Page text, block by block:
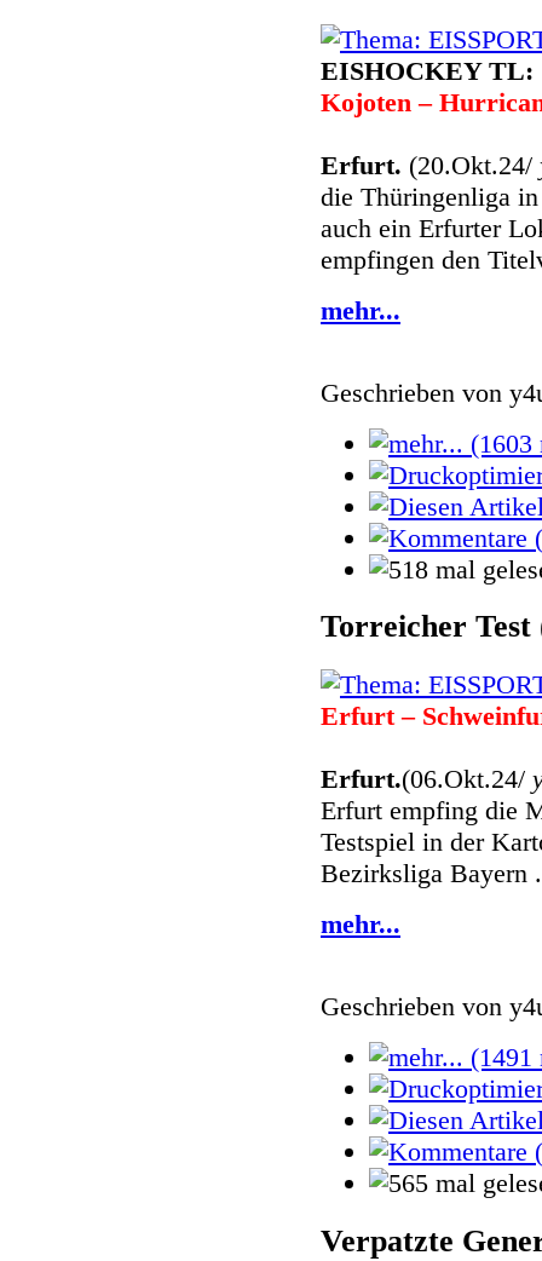
EISHOCKEY TL:
Kojoten –
Erfurt. (20.Okt.24/
die Thüringenliga
auch ein Erfurter
empfingen den
mehr...
Geschrieben von
Torreicher Test
Erfurt –
Erfurt.(06.Okt.24/
Erfurt empfing die
Testspiel in der
Bezirksliga Bayern
mehr...
Geschrieben von
Verpatzte